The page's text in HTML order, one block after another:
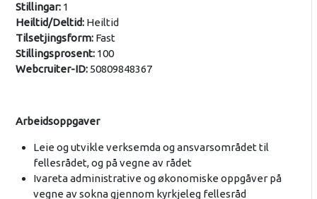
Stillingar:1
Heiltid/Deltid:Heiltid
Tilsetjingsform:Fast
Stillingsprosent:100
Webcruiter-ID:50809848367
Arbeidsoppgaver
Leie og utvikle verksemda og ansvarsområdet til
fellesrådet, og på vegne av rådet
Ivareta administrative og økonomiske oppgåver på
vegne av sokna gjennom kyrkjeleg fellesråd